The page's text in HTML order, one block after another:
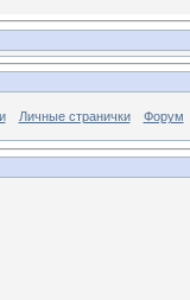
Личные странички Форум